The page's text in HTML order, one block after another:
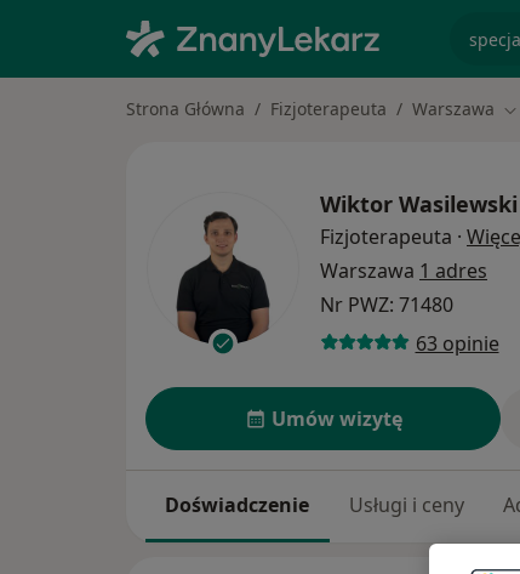
Strona Główna Fizjoterapeuta Warszawa
Wiktor Wasilewski
Fizjoterapeuta ·
Warszawa 1 adres
Nr PWZ: 71480
63 opinie
Umów wizytę
Doświadczenie Usługi i ceny